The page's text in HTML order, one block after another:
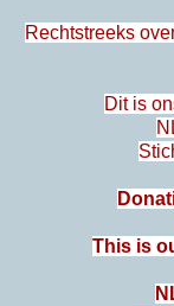
Rechtstreeks
Dit is
This is